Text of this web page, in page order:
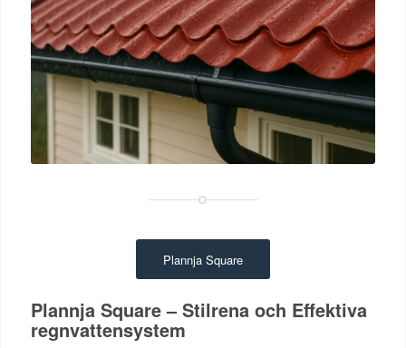
Plannja Square
Plannja Square – Stilrena och Effektiva
regnvattensystem